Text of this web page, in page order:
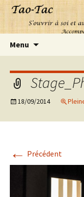
Menu
18/09/2014
← Précédent